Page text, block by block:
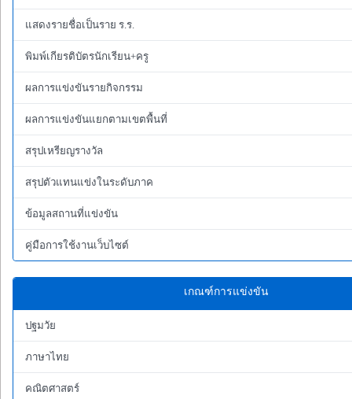
แสดงรายชื่อเป็นราย ร.ร.
พิมพ์เกียรติบัตรนักเรียน+ครู
ผลการแข่งขันรายกิจกรรม
ผลการแข่งขันแยกตามเขตพื้นที่
สรุปเหรียญรางวัล
สรุปตัวแทนแข่งในระดับภาค
ข้อมูลสถานที่แข่งขัน
คู่มือการใช้งานเว็บไซต์
เกณฑ์การแข่งขัน
ปฐมวัย
ภาษาไทย
คณิตศาสตร์